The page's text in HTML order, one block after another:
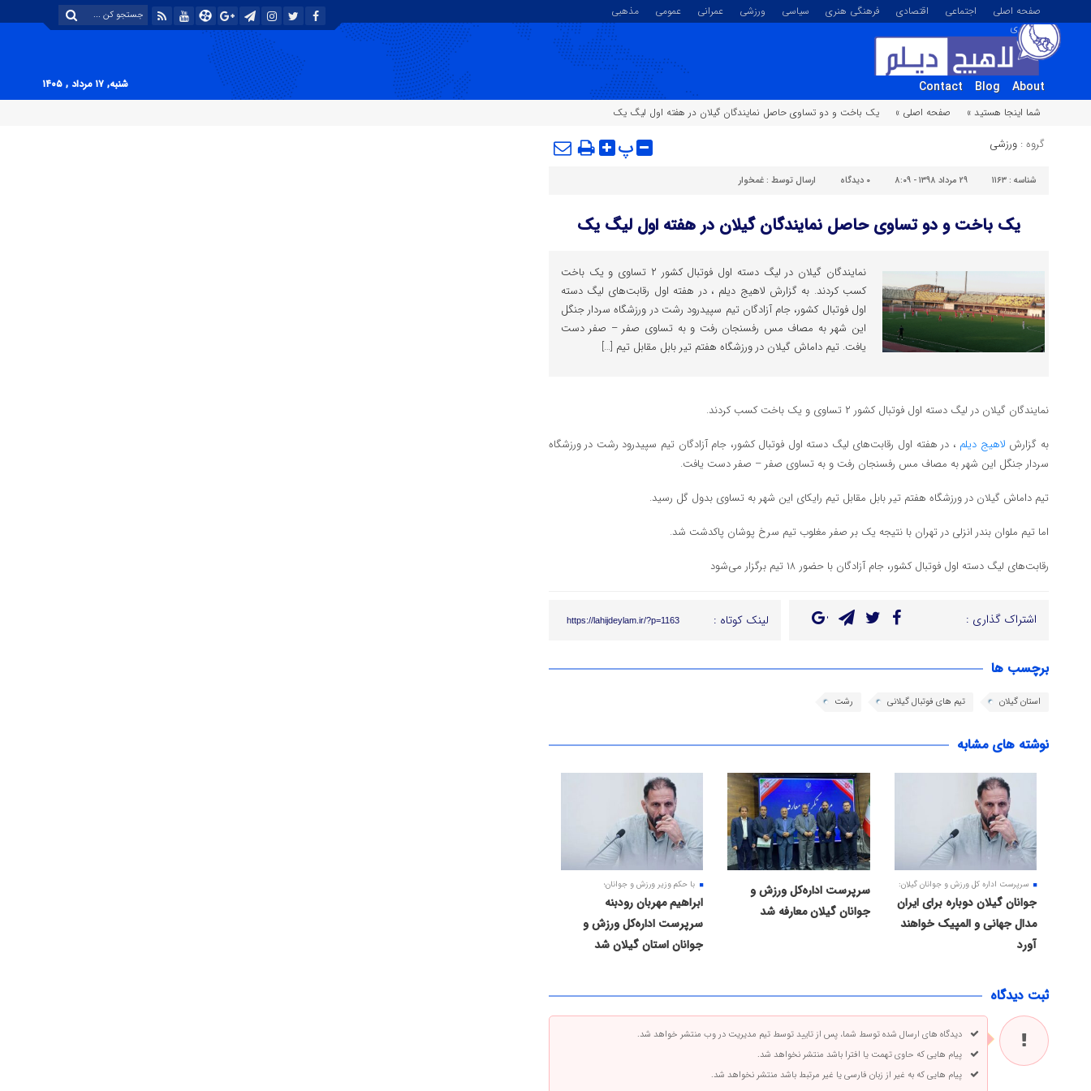
صفحه اصلی اجتماعی اقتصادی فرهنگی هنری سیاسی ورزشی عمرانی عمومی
مذهبی
تصویری
About
Blog
Contact
شنبه, ۱۷ مرداد , ۱۴۰۵
شما اینجا هستید »
صفحه اصلی » یک باخت و دو تساوی حاصل نمایندگان گیلان در هفته اول لیگ یک
گروه : ورزشی پ
شناسه : ۱۱۶۳ ۲۹ مرداد ۱۳۹۸ - ۸:۰۹ ۰ دیدگاه ارسال توسط : غمخوار
یک باخت و دو تساوی حاصل نمایندگان گیلان در هفته اول لیگ یک
نمایندگان گیلان در لیگ دسته اول فوتبال کشور ۲ تساوی و یک باخت
کسب کردند. به گزارش لاهیج دیلم ، در هفته اول رقابت‌های لیگ دسته
اول فوتبال کشور، جام آزادگان تیم سپیدرود رشت در ورزشگاه سردار جنگل
این شهر به مصاف مس رفسنجان رفت و به تساوی صفر – صفر دست
یافت. تیم داماش گیلان در ورزشگاه هفتم تیر بابل مقابل تیم […]
نمایندگان گیلان در لیگ دسته اول فوتبال کشور ۲ تساوی و یک باخت کسب کردند.
به گزارش لاهیج دیلم ، در هفته اول رقابت‌های لیگ دسته اول فوتبال کشور، جام آزادگان تیم سپیدرود رشت در ورزشگاه
سردار جنگل این شهر به مصاف مس رفسنجان رفت و به تساوی صفر – صفر دست یافت.
تیم داماش گیلان در ورزشگاه هفتم تیر بابل مقابل تیم رایکای این شهر به تساوی بدول گل رسید.
اما تیم ملوان بندر انزلی در تهران با نتیجه یک بر صفر مغلوب تیم سرخ پوشان پاکدشت شد.
رقابت‌های لیگ دسته اول فوتبال کشور، جام آزادگان با حضور ۱۸ تیم برگزار می‌شود
اشتراک گذاری : لینک کوتاه : https://lahijdeylam.ir/?p=1163
برچسب ها
استان گیلان تیم های فوتبال گیلانی رشت
نوشته های مشابه
سرپرست اداره کل ورزش و جوانان گیلان:
جوانان گیلان دوباره برای ایران
مدال جهانی و المپیک خواهند
آورد
سرپرست اداره‌کل ورزش و
جوانان گیلان معارفه شد
با حکم وزیر ورزش و جوانان؛
ابراهیم مهربان رودبنه
سرپرست اداره‌کل ورزش و
جوانان استان گیلان شد
ثبت دیدگاه
دیدگاه های ارسال شده توسط شما، پس از تایید توسط تیم مدیریت در وب منتشر خواهد شد.
پیام هایی که حاوی تهمت یا افترا باشد منتشر نخواهد شد.
پیام هایی که به غیر از زبان فارسی یا غیر مرتبط باشد منتشر نخواهد شد.